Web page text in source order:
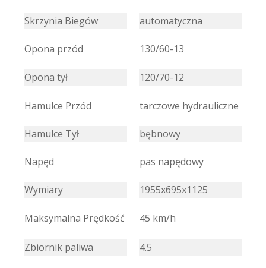
Skrzynia Biegów automatyczna
Opona przód 130/60-13
Opona tył 120/70-12
Hamulce Przód tarczowe hydrauliczne
Hamulce Tył bębnowy
Napęd pas napędowy
Wymiary 1955x695x1125
Maksymalna Prędkość 45 km/h
Zbiornik paliwa 4.5